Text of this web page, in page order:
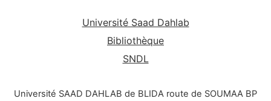
Université Saad Dahlab
Bibliothèque
SNDL
Université SAAD DAHLAB de BLIDA route de SOUMAA BP